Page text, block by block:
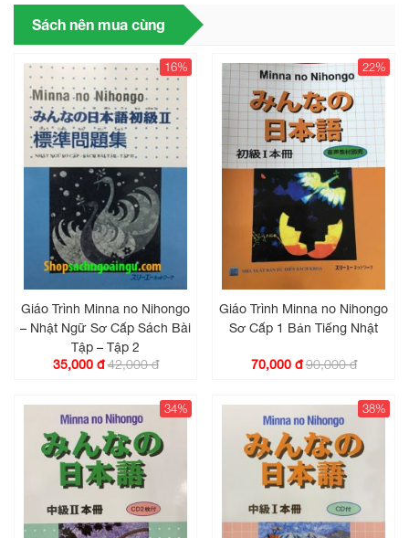
Sách nên mua cùng
Giáo Trình Minna no Nihongo
– Nhật Ngữ Sơ Cấp Sách Bài
Tập – Tập 2
35,000 đ 42,000 đ
16%
Giáo Trình Minna no Nihongo
Sơ Cấp 1 Bản Tiếng Nhật
70,000 đ 90,000 đ
22%
34% 38%